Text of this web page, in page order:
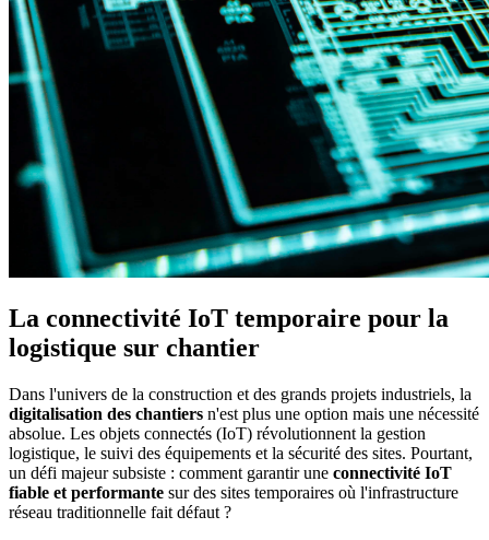
La connectivité IoT temporaire pour la
logistique sur chantier
Dans l'univers de la construction et des grands projets industriels, la
digitalisation des chantiers n'est plus une option mais une nécessité
absolue. Les objets connectés (IoT) révolutionnent la gestion
logistique, le suivi des équipements et la sécurité des sites. Pourtant,
un défi majeur subsiste : comment garantir une connectivité IoT
fiable et performante sur des sites temporaires où l'infrastructure
réseau traditionnelle fait défaut ?